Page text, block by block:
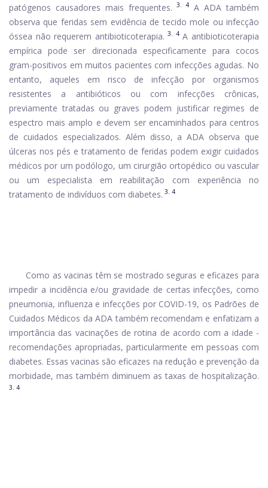
patógenos causadores mais frequentes. 3. 4 A ADA também
observa que feridas sem evidência de tecido mole ou infecção
óssea não requerem antibioticoterapia. 3. 4A antibioticoterapia
empírica pode ser direcionada especificamente para cocos
gram-positivos em muitos pacientes com infecções agudas. No
entanto, aqueles em risco de infecção por organismos
resistentes a antibióticos ou com infecções crônicas,
previamente tratadas ou graves podem justificar regimes de
espectro mais amplo e devem ser encaminhados para centros
de cuidados especializados. Além disso, a ADA observa que
úlceras nos pés e tratamento de feridas podem exigir cuidados
médicos por um podólogo, um cirurgião ortopédico ou vascular
ou um especialista em reabilitação com experiência no
tratamento de indivíduos com diabetes. 3. 4
Como as vacinas têm se mostrado seguras e eficazes para
impedir a incidência e/ou gravidade de certas infecções, como
pneumonia, influenza e infecções por COVID-19, os Padrões de
Cuidados Médicos da ADA também recomendam e enfatizam a
importância das vacinações de rotina de acordo com a idade -
recomendações apropriadas, particularmente em pessoas com
diabetes. Essas vacinas são eficazes na redução e prevenção da
morbidade, mas também diminuem as taxas de hospitalização.
3. 4